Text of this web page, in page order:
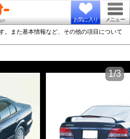
お気に入り メニュー
。また基本情報など、その他の項目について
1/3